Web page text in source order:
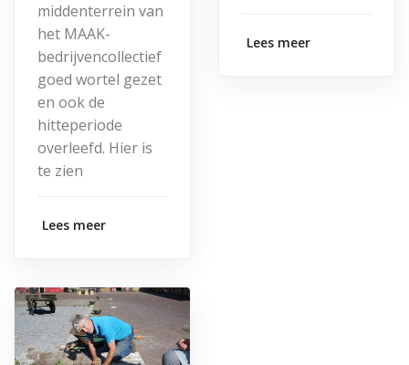
middenterrein van
het MAAK-
bedrijvencollectief
goed wortel gezet
en ook de
hitteperiode
overleefd. Hier is
te zien
Lees meer
Lees meer